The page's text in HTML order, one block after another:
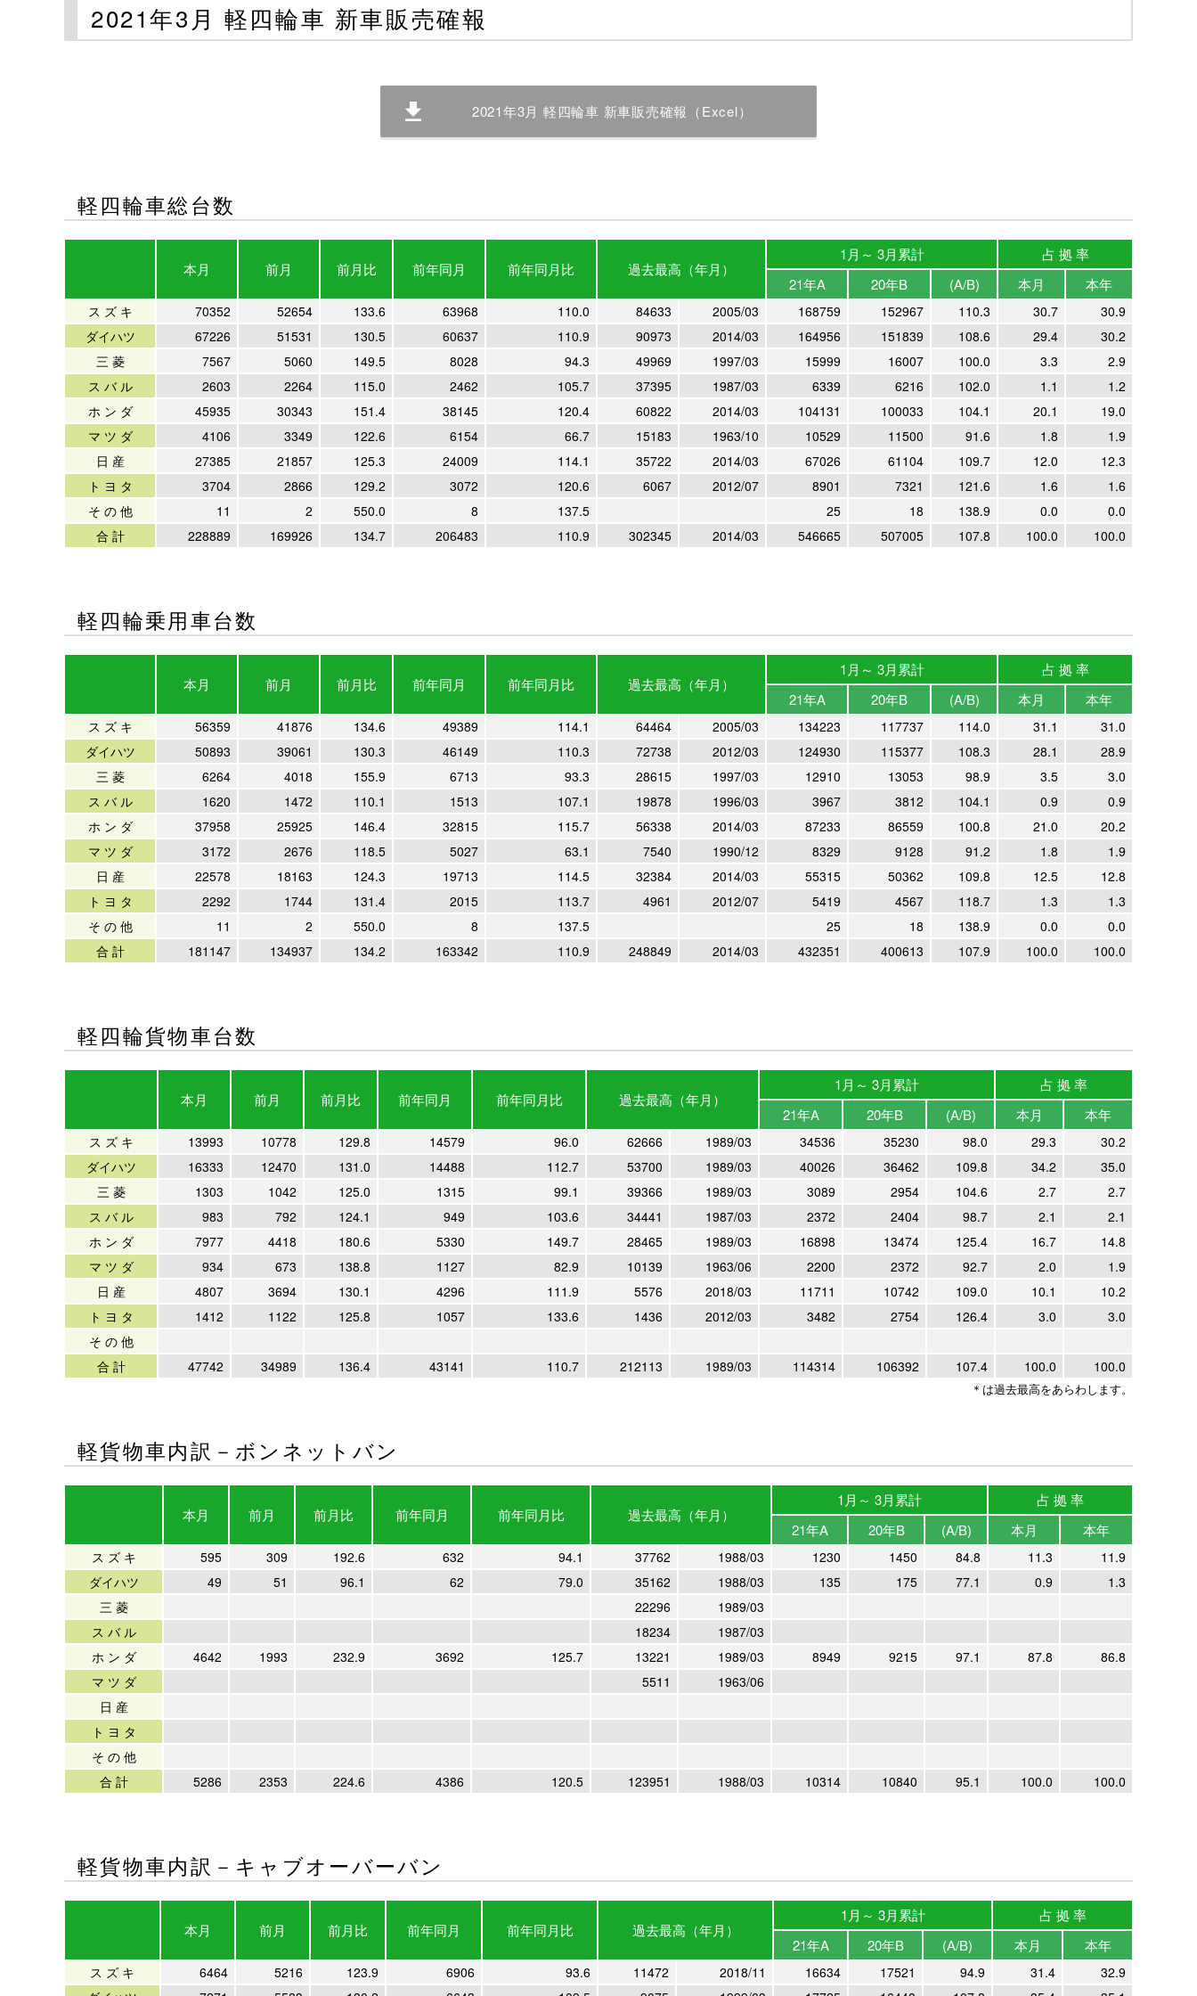
2021年3月 軽四輪車 新車販売確報
2021年3月 軽四輪車 新車販売確報（Excel）
軽四輪車総台数
本月 前月 前月比 前年同月 前年同月比 過去最高 （年月）
1月～ 3月累計
占 拠 率
21年A
20年B (A/B) 本月 本年
ス ズ キ 70352 52654 133.6 63968 110.0 84633 2005/03 168759 152967 110.3 30.7
30.9
ダイハツ
67226 51531 130.5 60637 110.9 90973 2014/03 164956 151839 108.6 29.4
30.2
三 菱
7567 5060 149.5 8028 94.3 49969 1997/03 15999 16007 100.0 3.3
2.9
ス バ ル
2603 2264 115.0 2462 105.7 37395 1987/03 6339 6216 102.0 1.1
1.2
ホ ン ダ
45935 30343 151.4 38145 120.4 60822 2014/03 104131 100033 104.1 20.1
19.0
マ ツ ダ
4106 3349 122.6 6154 66.7 15183 1963/10 10529 11500 91.6 1.8
1.9
日 産
27385 21857 125.3 24009 114.1 35722 2014/03 67026 61104 109.7 12.0
12.3
ト ヨ タ
3704 2866 129.2 3072 120.6 6067 2012/07 8901 7321 121.6 1.6
1.6
そ の 他
11 2 550.0 8 137.5 25 18 138.9 0.0
0.0
合 計
228889 169926 134.7 206483 110.9 302345 2014/03 546665 507005 107.8 100.0 100.0
軽四輪乗用車台数
本月 前月 前月比 前年同月 前年同月比 過去最高 （年月）
1月～ 3月累計
占 拠 率
21年A
20年B (A/B) 本月 本年
ス ズ キ 56359 41876 134.6 49389 114.1 64464 2005/03 134223 117737 114.0 31.1
31.0
ダイハツ
50893 39061 130.3 46149 110.3 72738 2012/03 124930 115377 108.3 28.1
28.9
三 菱
6264 4018 155.9 6713 93.3 28615 1997/03 12910 13053 98.9 3.5
3.0
ス バ ル
1620 1472 110.1 1513 107.1 19878 1996/03 3967 3812 104.1 0.9
0.9
ホ ン ダ
37958 25925 146.4 32815 115.7 56338 2014/03 87233 86559 100.8 21.0
20.2
マ ツ ダ
3172 2676 118.5 5027 63.1 7540 1990/12 8329 9128 91.2 1.8
1.9
日 産
22578 18163 124.3 19713 114.5 32384 2014/03 55315 50362 109.8 12.5
12.8
ト ヨ タ
2292 1744 131.4 2015 113.7 4961 2012/07 5419 4567 118.7 1.3
1.3
そ の 他
11 2 550.0 8 137.5 25 18 138.9 0.0
0.0
合 計
181147 134937 134.2 163342 110.9 248849 2014/03 432351 400613 107.9 100.0 100.0
軽四輪貨物車台数
本月 前月 前月比 前年同月 前年同月比 過去最高 （年月）
1月～ 3月累計
占 拠 率
21年A
20年B (A/B) 本月 本年
ス ズ キ 13993 10778 129.8 14579 96.0 62666 1989/03 34536 35230 98.0 29.3
30.2
ダイハツ
16333 12470 131.0 14488 112.7 53700 1989/03 40026 36462 109.8 34.2
35.0
三 菱
1303 1042 125.0 1315 99.1 39366 1989/03 3089 2954 104.6 2.7
2.7
ス バ ル
983 792 124.1 949 103.6 34441 1987/03 2372 2404 98.7 2.1
2.1
ホ ン ダ
7977 4418 180.6 5330 149.7 28465 1989/03 16898 13474 125.4 16.7
14.8
マ ツ ダ
934 673 138.8 1127 82.9 10139 1963/06 2200 2372 92.7 2.0
1.9
日 産
4807 3694 130.1 4296 111.9 5576 2018/03 11711 10742 109.0 10.1
10.2
ト ヨ タ
1412 1122 125.8 1057 133.6 1436 2012/03 3482 2754 126.4 3.0
3.0
そ の 他
合 計
47742 34989 136.4 43141 110.7 212113 1989/03 114314 106392 107.4 100.0 100.0
＊は過去最高をあらわします。
軽貨物車内訳－ボンネットバン
本月 前月 前月比 前年同月 前年同月比 過去最高 （年月）
1月～ 3月累計
占 拠 率
21年A
20年B (A/B) 本月 本年
ス ズ キ 595 309 192.6 632 94.1 37762 1988/03 1230 1450 84.8 11.3
11.9
ダイハツ
49 51 96.1 62 79.0 35162 1988/03 135 175 77.1 0.9
1.3
三 菱
22296
1989/03
ス バ ル
18234
1987/03
ホ ン ダ
4642 1993 232.9 3692 125.7 13221 1989/03 8949 9215 97.1 87.8
86.8
マ ツ ダ
5511
1963/06
日 産
ト ヨ タ
そ の 他
合 計
5286 2353 224.6 4386 120.5 123951 1988/03 10314 10840 95.1 100.0 100.0
軽貨物車内訳－キャブオーバーバン
本月 前月 前月比 前年同月 前年同月比 過去最高 （年月）
1月～ 3月累計
占 拠 率
21年A
20年B (A/B) 本月 本年
ス ズ キ 6464 5216 123.9 6906 93.6 11472 2018/11 16634 17521 94.9 31.4
32.9